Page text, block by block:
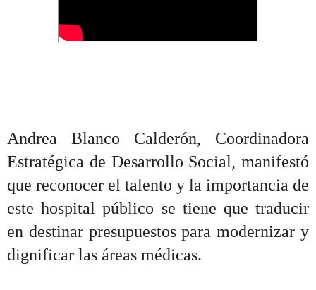
Andrea Blanco Calderón, Coordinadora
Estratégica de Desarrollo Social, manifestó
que reconocer el talento y la importancia de
este hospital público se tiene que traducir
en destinar presupuestos para modernizar y
dignificar las áreas médicas.